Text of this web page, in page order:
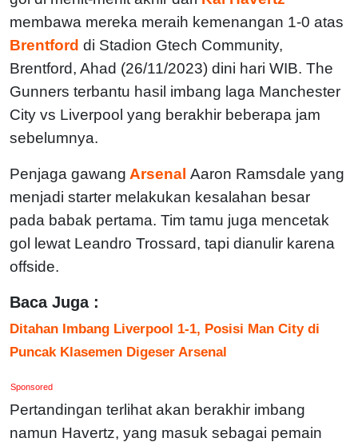
membawa mereka meraih kemenangan 1-0 atas
Brentford di Stadion Gtech Community,
Brentford, Ahad (26/11/2023) dini hari WIB. The
Gunners terbantu hasil imbang laga Manchester
City vs Liverpool yang berakhir beberapa jam
sebelumnya.
Penjaga gawang Arsenal Aaron Ramsdale yang
menjadi starter melakukan kesalahan besar
pada babak pertama. Tim tamu juga mencetak
gol lewat Leandro Trossard, tapi dianulir karena
offside.
Baca Juga :
Ditahan Imbang Liverpool 1-1, Posisi Man City di
Puncak Klasemen Digeser Arsenal
Sponsored
Pertandingan terlihat akan berakhir imbang
namun Havertz, yang masuk sebagai pemain